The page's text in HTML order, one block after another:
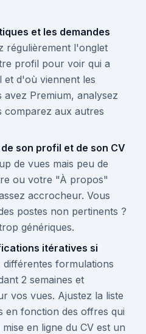
et les demandes
régulièrement l'onglet
profil pour voir qui a
d'où viennent les
avez Premium, analysez
comparez aux autres
son profil et de son CV
de vues mais peu de
ou votre "À propos"
accrocheur. Vous
postes non pertinents ?
génériques.
itératives si
différentes formulations
2 semaines et
vos vues. Ajustez la liste
en fonction des offres qui
en ligne du CV est un